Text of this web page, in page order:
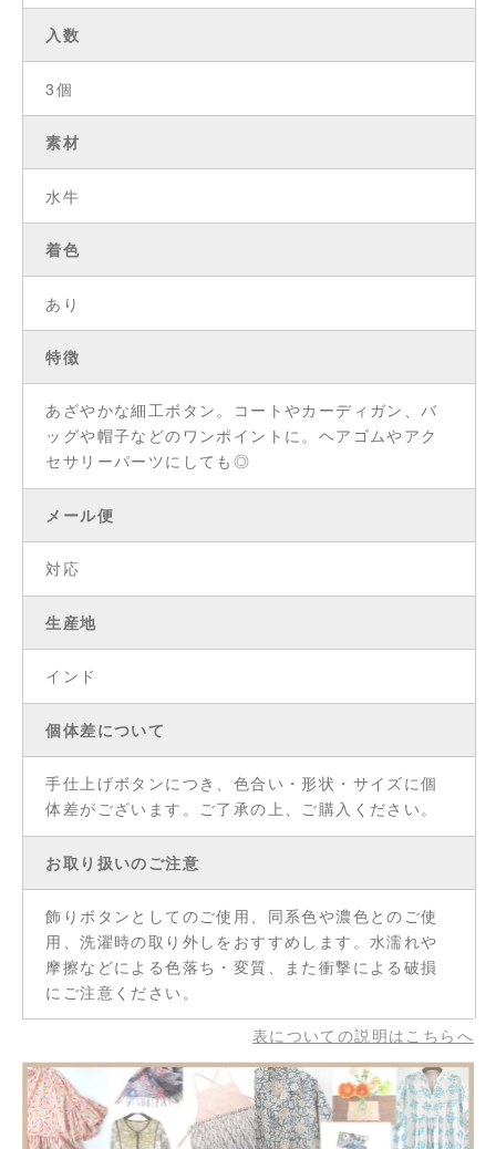
入数
3個
素材
水牛
着色
あり
特徴
あざやかな細工ボタン。コートやカーディガン、バ
ッグや帽子などのワンポイントに。ヘアゴムやアク
セサリーパーツにしても◎
メール便
対応
生産地
インド
個体差について
手仕上げボタンにつき、色合い・形状・サイズに個
体差がございます。ご了承の上、ご購入ください。
お取り扱いのご注意
飾りボタンとしてのご使用、同系色や濃色とのご使
用、洗濯時の取り外しをおすすめします。水濡れや
摩擦などによる色落ち・変質、また衝撃による破損
にご注意ください。
表についての説明はこちらへ